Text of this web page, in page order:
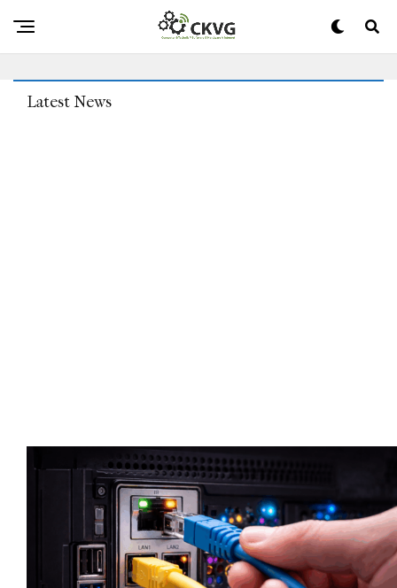
Darüber Diskutieren“: Die Umkehrung Von Roe V. Wade Hat
Existenzverändernde Folgen Für Männliche Begleiter
Latest News